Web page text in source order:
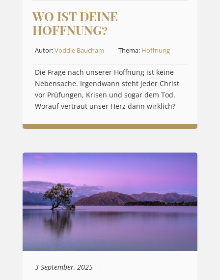
WO IST DEINE
HOFFNUNG?
Autor:Voddie Baucham Thema: Hoffnung
Die Frage nach unserer Hoffnung ist keine
Nebensache. Irgendwann steht jeder Christ
vor Prüfungen, Krisen und sogar dem Tod.
Worauf vertraut unser Herz dann wirklich?
3 September, 2025